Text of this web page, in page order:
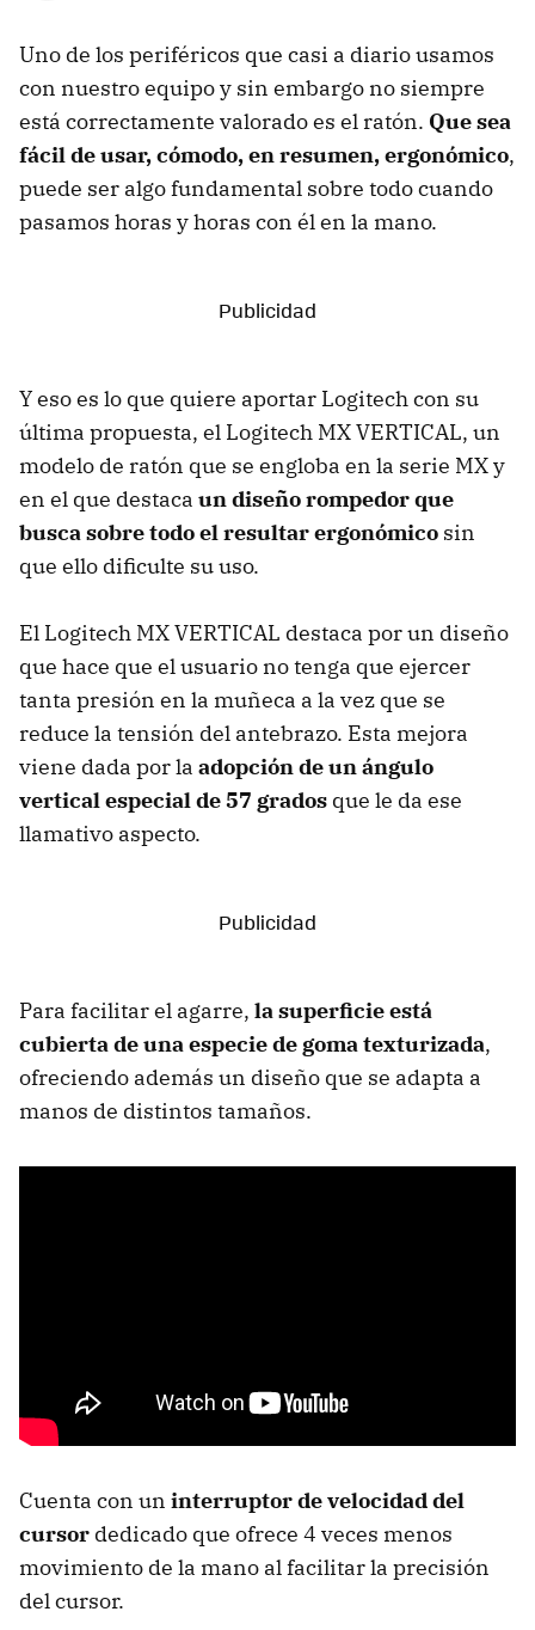
Uno de los periféricos que casi a diario usamos
con nuestro equipo y sin embargo no siempre
está correctamente valorado es el ratón. Que sea
fácil de usar, cómodo, en resumen, ergonómico,
puede ser algo fundamental sobre todo cuando
pasamos horas y horas con él en la mano.
Y eso es lo que quiere aportar Logitech con su
última propuesta, el Logitech MX VERTICAL, un
modelo de ratón que se engloba en la serie MX y
en el que destaca un diseño rompedor que
busca sobre todo el resultar ergonómico sin
que ello dificulte su uso.
El Logitech MX VERTICAL destaca por un diseño
que hace que el usuario no tenga que ejercer
tanta presión en la muñeca a la vez que se
reduce la tensión del antebrazo. Esta mejora
viene dada por la adopción de un ángulo
vertical especial de 57 grados que le da ese
llamativo aspecto.
Para facilitar el agarre, la superficie está
cubierta de una especie de goma texturizada,
ofreciendo además un diseño que se adapta a
manos de distintos tamaños.
Cuenta con un interruptor de velocidad del
cursor dedicado que ofrece 4 veces menos
movimiento de la mano al facilitar la precisión
del cursor.